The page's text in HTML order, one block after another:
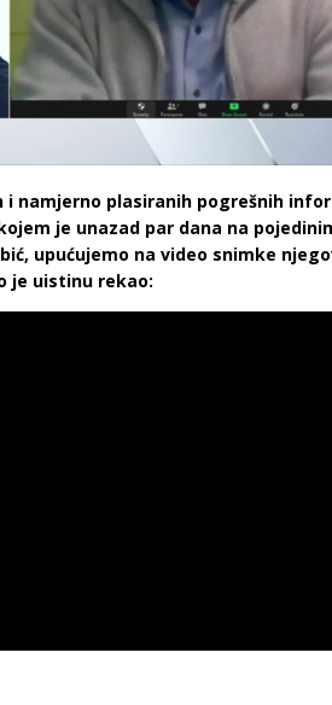
namjerno plasiranih pogrešnih
je unazad par dana na
upućujemo na video snimke
je uistinu rekao: